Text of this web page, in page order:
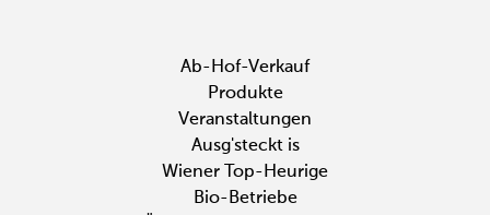
FußbereichsmenüAb-Hof-Verkauf
Produkte
Veranstaltungen
Ausg'steckt is
Wiener Top-Heurige
Bio-Betriebe